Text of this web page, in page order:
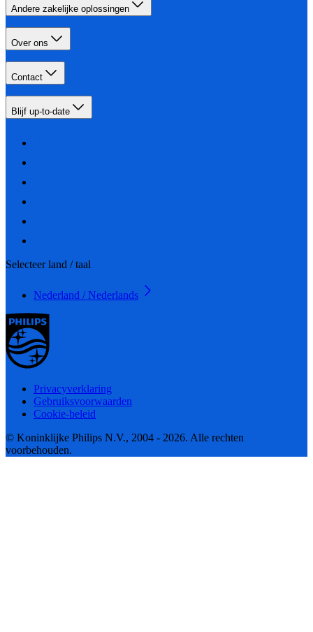
Andere zakelijke oplossingen
Over ons
Contact
Blijf up-to-date
Selecteer land / taal
Nederland / Nederlands
Privacyverklaring
Gebruiksvoorwaarden
Cookie-beleid
© Koninklijke Philips N.V., 2004 - 2026. Alle rechten
voorbehouden.